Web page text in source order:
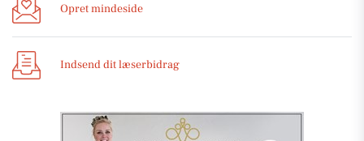
Opret mindeside
Indsend dit læserbidrag